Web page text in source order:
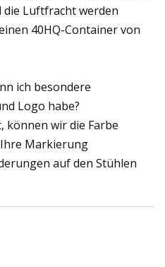
Luftfracht werden
40HQ-Container von
ich besondere
Logo habe?
können wir die Farbe
Markierung
auf den Stühlen